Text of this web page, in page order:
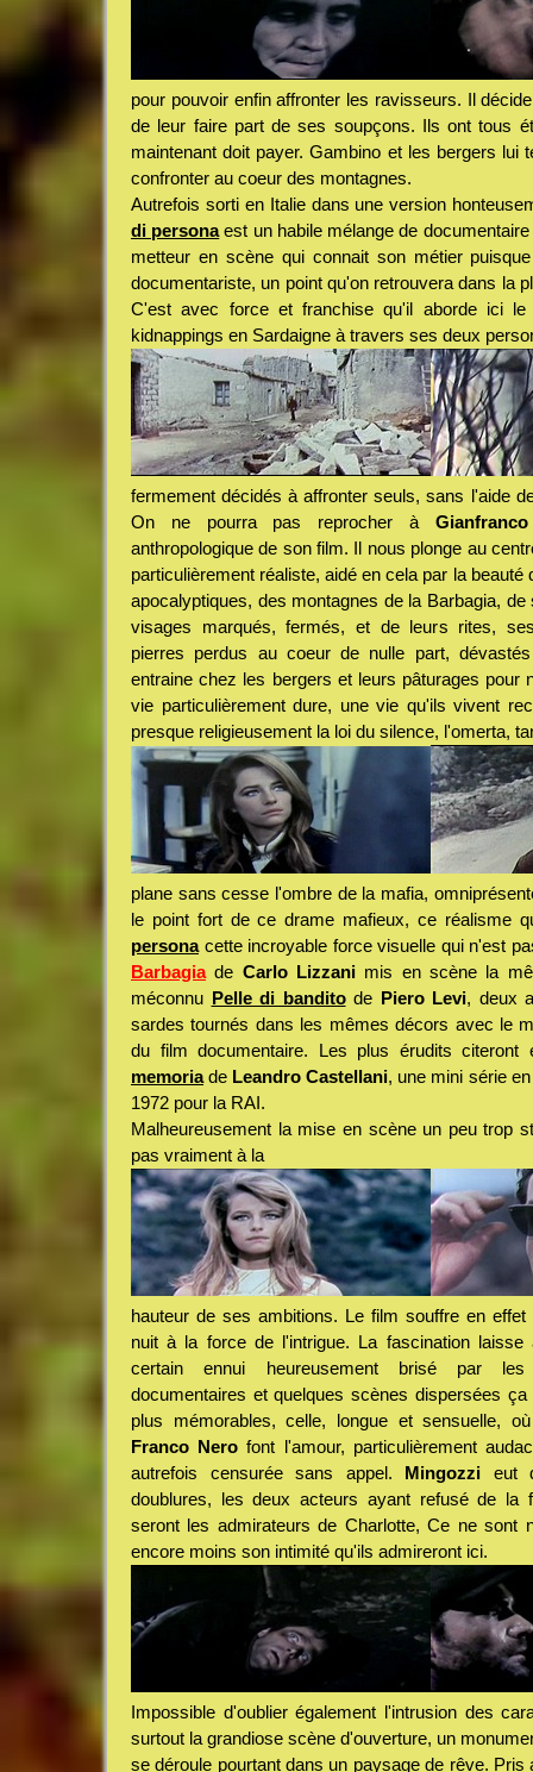
pour pouvoir enfin affronter les ravisseurs. Il
de leur faire part de ses soupçons. Ils ont tous
maintenant doit payer. Gambino et les bergers lui
confronter au coeur des montagnes.
Autrefois sorti en Italie dans une version
di personaest un habile mélange de
metteur en scène qui connait son métier
documentariste, un point qu'on retrouvera dans la
C'est avec force et franchise qu'il aborde ici le
kidnappings en Sardaigne à travers ses deux
fermement décidés à affronter seuls, sans l'aide
On ne pourra pas reprocher à
anthropologique de son film. Il nous plonge au
particulièrement réaliste, aidé en cela par la
apocalyptiques, des montagnes de la Barbagia,
visages marqués, fermés, et de leurs rites,
pierres perdus au coeur de nulle part,
entraine chez les bergers et leurs pâturages pour
vie particulièrement dure, une vie qu'ils vivent
presque religieusement la loi du silence, l'omerta,
plane sans cesse l'ombre de la mafia,
le point fort de ce drame mafieux, ce réalisme
personacette incroyable force visuelle qui n'est
Barbagiade Carlo Lizzani mis en scène la
méconnu Pelle di banditode Piero Levi, deux
sardes tournés dans les mêmes décors avec le
du film documentaire. Les plus érudits citeront
memoriade Leandro Castellani, une mini série
1972 pour la RAI.
Malheureusement la mise en scène un peu trop
pas vraiment à la
hauteur de ses ambitions. Le film souffre en effet
nuit à la force de l'intrigue. La fascination
certain ennui heureusement brisé par les
documentaires et quelques scènes dispersées
plus mémorables, celle, longue et sensuelle,
Franco Nero font l'amour, particulièrement
autrefois censurée sans appel. Mingozzi eut
doublures, les deux acteurs ayant refusé de la
seront les admirateurs de Charlotte, Ce ne sont
encore moins son intimité qu'ils admireront ici.
Impossible d'oublier également l'intrusion des
surtout la grandiose scène d'ouverture, un
se déroule pourtant dans un paysage de rêve. Pris